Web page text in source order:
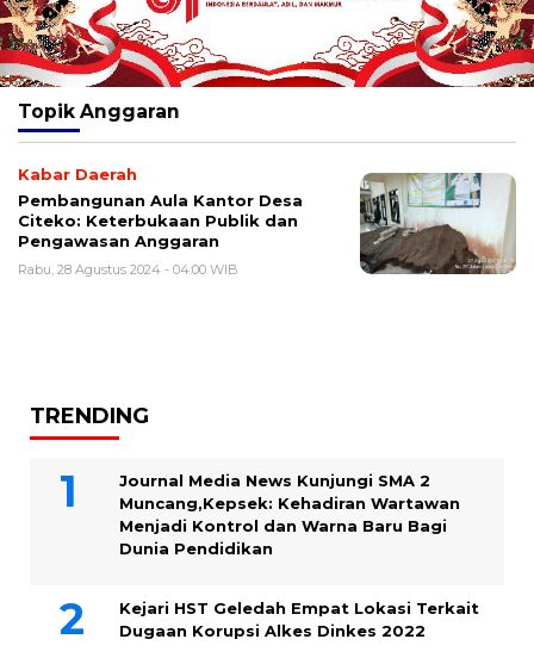
Topik Anggaran
Kabar Daerah
Pembangunan Aula Kantor Desa
Citeko: Keterbukaan Publik dan
Pengawasan Anggaran
Rabu, 28 Agustus 2024 - 04:00 WIB
TRENDING
Journal Media News Kunjungi SMA 2
Muncang,Kepsek: Kehadiran Wartawan
Menjadi Kontrol dan Warna Baru Bagi
Dunia Pendidikan
Kejari HST Geledah Empat Lokasi Terkait
Dugaan Korupsi Alkes Dinkes 2022